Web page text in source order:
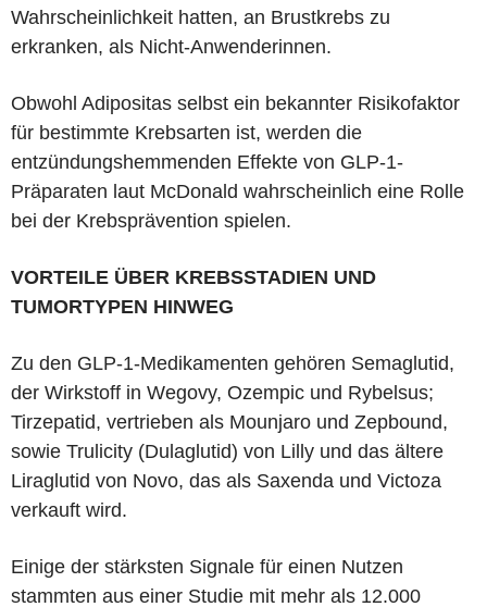
Wahrscheinlichkeit hatten, an Brustkrebs zu
erkranken, als Nicht-Anwenderinnen.
Obwohl Adipositas selbst ein bekannter Risikofaktor
für bestimmte Krebsarten ist, werden die
entzündungshemmenden Effekte von GLP-1-
Präparaten laut McDonald wahrscheinlich eine Rolle
bei der Krebsprävention spielen.
VORTEILE ÜBER KREBSSTADIEN UND
TUMORTYPEN HINWEG
Zu den GLP-1-Medikamenten gehören Semaglutid,
der Wirkstoff in Wegovy, Ozempic und Rybelsus;
Tirzepatid, vertrieben als Mounjaro und Zepbound,
sowie Trulicity (Dulaglutid) von Lilly und das ältere
Liraglutid von Novo, das als Saxenda und Victoza
verkauft wird.
Einige der stärksten Signale für einen Nutzen
stammten aus einer Studie mit mehr als 12.000